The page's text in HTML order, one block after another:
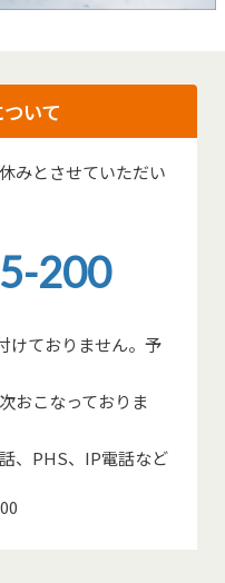
いて
みとさせていただい
200
けておりません。予
おこなっておりま
、PHS、IP電話など